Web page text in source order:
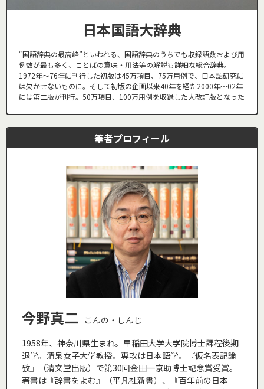
日本国語大辞典
“国語辞典の最高峰”といわれる、国語辞典のうちでも収録語数および用
例数が最も多く、ことばの意味・用法等の解説も詳細な総合辞典。
1972年～76年に刊行した初版は45万項目、75万用例で、日本語研究に
は欠かせないものに。そして初版の企画以来40年を経た2000年～02年
には第二版が刊行。50万項目、100万用例を収録した大改訂版となった
筆者プロフィール
今野真二
こんの・しんじ
1958年、神奈川県生まれ。早稲田大学大学院博士課程後期
退学。清泉女子大学教授。専攻は日本語学。『仮名表記論
攷』（清文堂出版）で第30回金田一京助博士記念賞受賞。
著書は『辞書をよむ』（平凡社新書）、『百年前の日本